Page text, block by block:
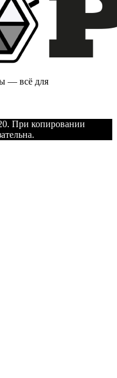
— всё для
При копировании